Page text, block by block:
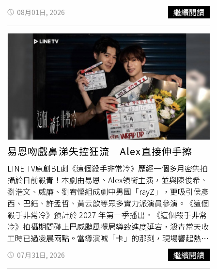
與紫外線，都可能增加皮膚刺激，使紅疹、乾癢、脫屑等症
狀加重。Q4：汗水會直接造成皮膚發炎嗎？A：汗水本身不
一定會造成問題，但若長時間停留在皮膚表面，混合皮脂、
角質，加上衣物摩擦與悶熱環境，就可能刺激皮膚，尤其敏
感肌或異位性皮膚炎患者更容易出現不適。Q5：夏天皮膚
癢，可以一直擦止癢藥嗎？A：不建議自行長期使用藥膏。
不同皮膚問題需要不同處理方式，例如汗疹、濕疹、黴菌感
染使用的藥物可能不同，錯誤用藥可能讓症狀惡化。若紅疹
範圍擴大、反覆發作或出現滲液，應就醫確認原因。Q6：
穿什麼衣服比較不容易誘發夏季皮膚問題？A：建議選擇寬
鬆、透氣、吸汗的衣物，減少緊身衣、厚重衣物或不透氣材
質。尤其腰部、鼠蹊部、腋下等容易摩擦與悶熱的位置，更
需要保持乾爽。Q7：為什麼穿緊身褲、運動服容易皮膚
癢？A：緊身衣物容易讓汗水停留在皮膚表面，也會增加衣
物與皮膚摩擦，可能誘發對磨疹、接觸性皮膚炎，甚至增加
毛囊炎或黴菌感染機會。Q8：紫外線會讓濕疹變嚴重嗎？
A：可能會。紫外線除了造成曬傷與光老化，對正在發炎或
敏感的皮膚，也可能形成額外刺激，使泛紅、刺癢等症狀更
加明顯。Q9：夏天如何降低皮膚發炎機會？A：建議：流汗
後盡快擦乾或沖洗保持皮膚乾爽穿透氣衣物避免過度清潔或
用力搓洗做好防曬使用適合自己的保濕產品，維持皮膚屏障
Q10：哪些情況代表皮膚問題需要看醫師？A：若出現以下
情況，建議就醫：紅疹持續不退或範圍擴大搔癢嚴重影響睡
暫咳嗽，也多半只是受到低溫刺激，並非造成器官損傷。蘇
怡寧強調，科學並非將所有食物區分為絕對可以或絕對不
能，而是根據證據判斷風險。與其過度擔心孩子一年吃幾次
巧克力或生日蛋糕，更值得關注的是日常是否長期攝取過多
超加工食品，以及是否養成均衡、健康的飲食習慣。
動情形，作為醫師診斷與治療評估的參考。慢性病友天天量
血壓 健檢發現青光眼葉柏漢醫師分享，一名50多歲、高度
近視且患有高血壓的王先生，平時規律服藥，也每天量測血
壓並記錄健康狀況。然而，在公司健康檢查時，醫師發現他
的視神經盤凹陷異常擴大，建議進一步接受眼科檢查。王先
生接受完整眼科檢查後，診斷為青光眼，且雙眼視野已逐漸
由周邊向中心縮小，甚至影響開車安全，但自己卻沒有察
覺。他也疑惑，平時白天到診所量測眼壓都在正常範圍，為
何仍會罹患青光眼。葉柏漢醫師表示，王先生罹患的是亞洲
人常見的正常眼壓性青光眼（Normal-Tension Glaucoma,
NTG）。目前醫學界認為，其成因相當複雜，除了視神經血
流、自體
體質等因素外，眼壓仍是重要危險因子。由於這類
患者的視神經對眼壓較為敏感，即使眼壓未超過一般正常範
圍，也可能逐漸造成視神經受損。白天眼壓正常 不代表全
天眼壓都正常葉柏漢醫師指出，眼壓和血壓一樣，一天24小
時都會自然波動。不少患者的眼壓高峰，可能出現在夜間平
躺睡眠時或清晨剛醒來前，而這正是一般門診較難量測的時
段。傳統門診通常僅於白天量測一次眼壓，且兩次回診之間
往往相隔數月，因此不容易發現夜間短暫升高的眼壓，或一
天內明顯的眼壓波動。近年研究也發現，部分正常眼壓性青
光眼患者可能在夜間或清晨出現較高眼壓，雖然白天量測仍
屬正常範圍，但長期反覆出現高眼壓或較大的眼壓波動，仍
可能增加視神經受損風險。居家眼壓監測 作為醫師評估參
08月01日, 2026 繼續閱讀
易恩吻戲鼻涕失控狂流 Alex直接伸手擦
LINE TV原創BL劇《這個殺手非常冷》歷經一個多月密集拍
攝於日前殺青！本劇由易恩、Alex領銜主演，並與陳俊希、
劉浩文、威廉、劉宥慳組成劇中男團「rayZ」，更吸引侯彥
西、巴鈺、許孟哲、黃云歆等眾多實力派演員參演。《這個
殺手非常冷》預計於 2027 年第一季播出。《這個殺手非常
冷》拍攝期間碰上巴威颱風攪局導致進度延宕，殺青當天收
工時已過凌晨兩點。當導演喊「卡」的那刻，現場響起熱烈
掌聲與歡呼聲，易恩與Alex難掩興奮之情，緊緊相擁開心
喊：「我們終於畢業了！」易恩透露殺青前不慎重感冒，本
07月31日, 2026 繼續閱讀